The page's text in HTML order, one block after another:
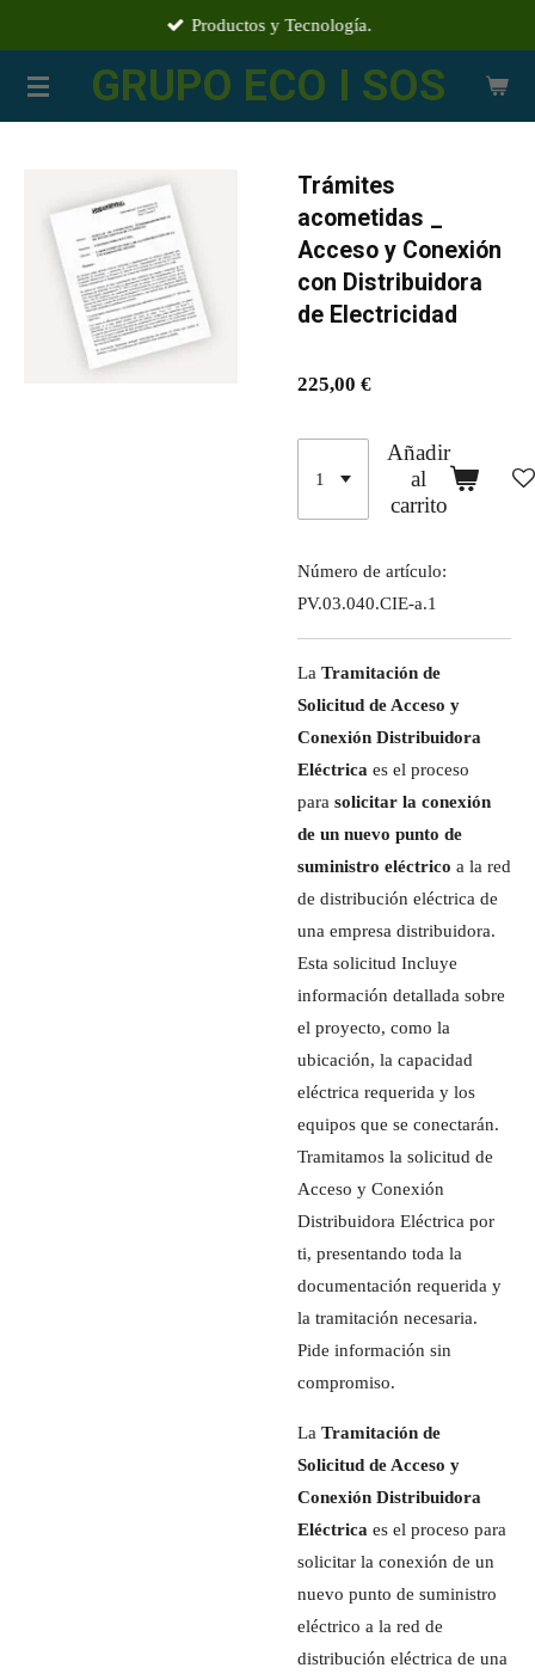
contenido
principal
GRUPO ECO I SOS
Productos y Tecnología.
Trámites
acometidas _
Acceso y Conexión
con Distribuidora
de Electricidad
225,00 €
Añadir
al
carrito
Número de artículo:
PV.03.040.CIE-a.1
La Tramitación de
Solicitud de Acceso y
Conexión Distribuidora
Eléctrica es el proceso
para solicitar la conexión
de un nuevo punto de
suministro eléctrico a la red
de distribución eléctrica de
una empresa distribuidora.
Esta solicitud Incluye
información detallada sobre
el proyecto, como la
ubicación, la capacidad
eléctrica requerida y los
equipos que se conectarán.
Tramitamos la solicitud de
Acceso y Conexión
Distribuidora Eléctrica por
ti, presentando toda la
documentación requerida y
la tramitación necesaria.
Pide información sin
compromiso.
La Tramitación de
Solicitud de Acceso y
Conexión Distribuidora
Eléctrica es el proceso para
solicitar la conexión de un
nuevo punto de suministro
eléctrico a la red de
distribución eléctrica de una